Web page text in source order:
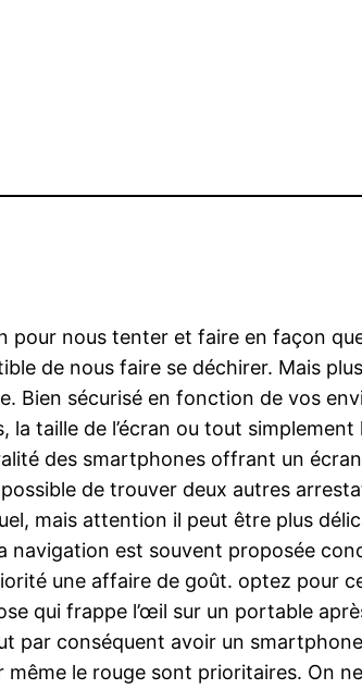
nous tenter et faire en façon
de nous faire se déchirer. Mais
Bien sécurisé en fonction de vos
taille de l’écran ou tout
des smartphones offrant un
de trouver deux autres
mais attention il peut être plus
navigation est souvent proposée
une affaire de goût. optez pour
qui frappe l’œil sur un portable
par conséquent avoir un
le rouge sont prioritaires. On